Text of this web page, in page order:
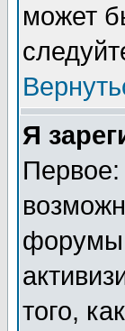
может
Я
Первое:
форумы
того,